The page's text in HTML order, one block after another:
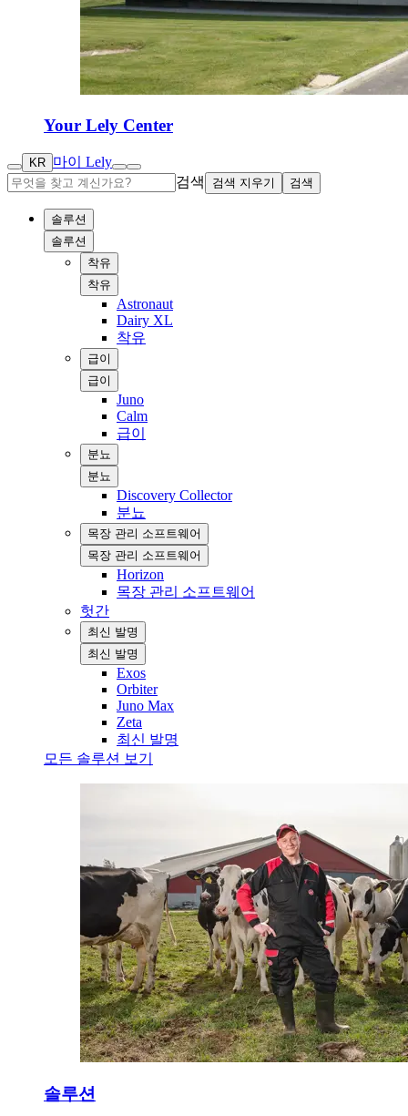
Your Lely Center
KR 마이 Lely
검색
검색 지우기 검색
솔루션
솔루션
착유
착유
Astronaut
Dairy XL
착유
급이
급이
Juno
Calm
급이
분뇨
분뇨
Discovery Collector
분뇨
목장 관리 소프트웨어
목장 관리 소프트웨어
Horizon
목장 관리 소프트웨어
헛간
최신 발명
최신 발명
Exos
Orbiter
Juno Max
Zeta
최신 발명
모든 솔루션 보기
솔루션